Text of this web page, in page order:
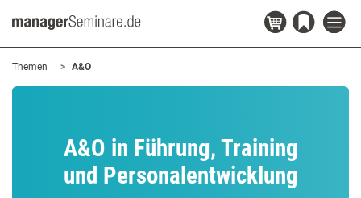
Themen A&O
A&O in Führung, Training
und Personalentwicklung